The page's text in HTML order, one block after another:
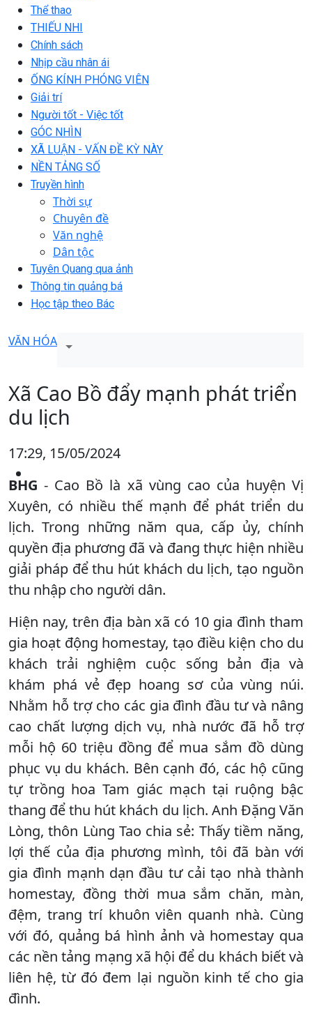
Thể thao
THIẾU NHI
Chính sách
Nhịp cầu nhân ái
ỐNG KÍNH PHÓNG VIÊN
Giải trí
Người tốt - Việc tốt
GÓC NHÌN
XÃ LUẬN - VẤN ĐỀ KỲ NÀY
NỀN TẢNG SỐ
Truyền hình
Thời sự
Chuyên đề
Văn nghệ
Dân tộc
Tuyên Quang qua ảnh
Thông tin quảng bá
Học tập theo Bác
VĂN HÓA
Xã Cao Bồ đẩy mạnh phát triển
du lịch
17:29, 15/05/2024
BHG - Cao Bồ là xã vùng cao của huyện Vị
Xuyên, có nhiều thế mạnh để phát triển du
lịch. Trong những năm qua, cấp ủy, chính
quyền địa phương đã và đang thực hiện nhiều
giải pháp để thu hút khách du lịch, tạo nguồn
thu nhập cho người dân.
Hiện nay, trên địa bàn xã có 10 gia đình tham
gia hoạt động homestay, tạo điều kiện cho du
khách trải nghiệm cuộc sống bản địa và
khám phá vẻ đẹp hoang sơ của vùng núi.
Nhằm hỗ trợ cho các gia đình đầu tư và nâng
cao chất lượng dịch vụ, nhà nước đã hỗ trợ
mỗi hộ 60 triệu đồng để mua sắm đồ dùng
phục vụ du khách. Bên cạnh đó, các hộ cũng
tự trồng hoa Tam giác mạch tại ruộng bậc
thang để thu hút khách du lịch. Anh Đặng Văn
Lòng, thôn Lùng Tao chia sẻ: Thấy tiềm năng,
lợi thế của địa phương mình, tôi đã bàn với
gia đình mạnh dạn đầu tư cải tạo nhà thành
homestay, đồng thời mua sắm chăn, màn,
đệm, trang trí khuôn viên quanh nhà. Cùng
với đó, quảng bá hình ảnh và homestay qua
các nền tảng mạng xã hội để du khách biết và
liên hệ, từ đó đem lại nguồn kinh tế cho gia
đình.